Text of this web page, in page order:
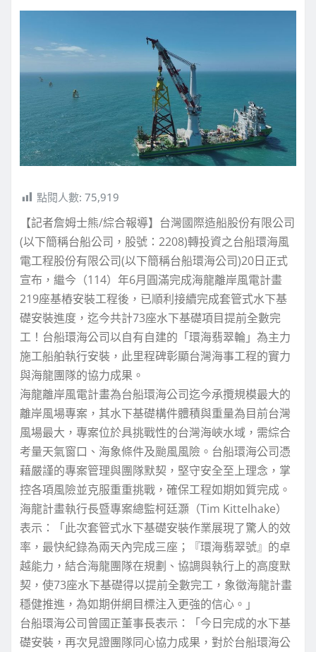
點閱人數: 75,919
【記者詹姆士熊/綜合報導】台灣國際造船股份有限公司
(以下簡稱台船公司，股號：2208)轉投資之台船環海風
電工程股份有限公司(以下簡稱台船環海公司)20日正式
宣布，繼今（114）年6月圓滿完成海龍離岸風電計畫
219座基樁安裝工程後，已順利接續完成套管式水下基
礎安裝進度，迄今共計73座水下基礎項目提前全數完
工！台船環海公司以自有自建的「環海翡翠輪」為主力
施工船舶執行安裝，此里程碑彰顯台灣海事工程的實力
與海龍團隊的協力成果。
海龍離岸風電計畫為台船環海公司迄今承攬規模最大的
離岸風場專案，其水下基礎構件體積與重量為目前台灣
風場最大，專案位於具挑戰性的台灣海峽水域，需綜合
考量天氣窗口、海象條件及颱風風險。台船環海公司憑
藉嚴謹的專案管理與團隊默契，堅守安全至上理念，掌
控各項風險並克服重重挑戰，確保工程如期如質完成。
海龍計畫執行長暨專案總監柯廷灝（Tim Kittelhake）
表示：「此次套管式水下基礎安裝作業展現了驚人的效
率，最快紀錄為兩天內完成三座；『環海翡翠號』的卓
越能力，結合海龍團隊在規劃、協調與執行上的高度默
契，使73座水下基礎得以提前全數完工，象徵海龍計畫
穩健推進，為如期併網目標注入更強的信心。」
台船環海公司曾國正董事長表示：「今日完成的水下基
礎安裝，再次見證團隊同心協力成果，對於台船環海公